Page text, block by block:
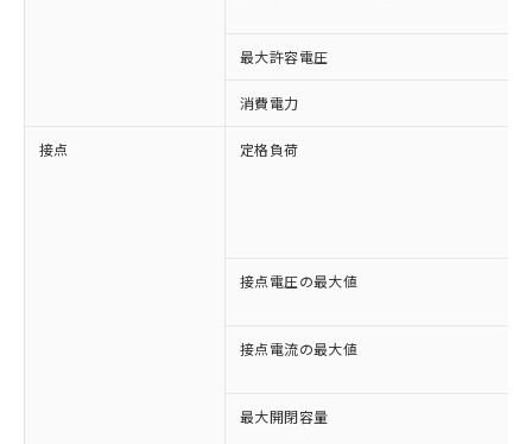
最大許容電圧
消費電力
接点 定格負荷
接点電圧の最大値
接点電流の最大値
最大開閉容量